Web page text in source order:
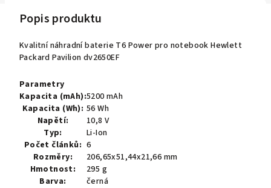
Popis produktu
Kvalitní náhradní baterie T6 Power pro notebook Hewlett
Packard Pavilion dv2650EF
Parametry
Kapacita (mAh):5200 mAh
Kapacita (Wh): 56 Wh
Napětí:
10,8 V
Typ:
Li-Ion
Počet článků: 6
Rozměry:
206,65x51,44x21,66 mm
Hmotnost:
295 g
Barva:
černá